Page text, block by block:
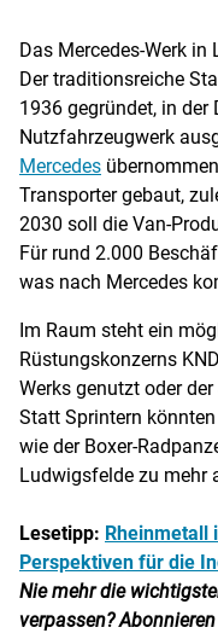
Das Mercedes-Werk
Der traditionsreiche
1936 gegründet, in der
Nutzfahrzeugwerk
Mercedes
Transporter gebaut,
2030 soll die Van-
Für rund 2.000
was nach Mercedes
Im Raum steht ein
Rüstungskonzerns
Werks genutzt oder
Statt Sprintern
wie der Boxer-
Ludwigsfelde zu mehr
Lesetipp: Rheinmetall
Perspektiven für die
Nie mehr die
verpassen?